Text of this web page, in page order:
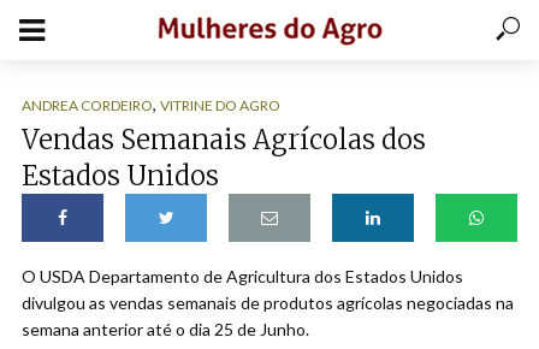
ANDREA CORDEIRO, VITRINE DO AGRO
Vendas Semanais Agrícolas dos
Estados Unidos
O USDA Departamento de Agricultura dos Estados Unidos
divulgou as vendas semanais de produtos agrícolas negociadas na
semana anterior até o dia 25 de Junho.